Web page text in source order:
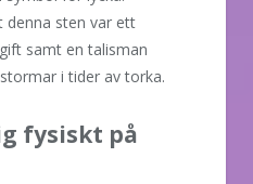
denna sten var ett
samt en talisman
i tider av torka.
fysiskt på